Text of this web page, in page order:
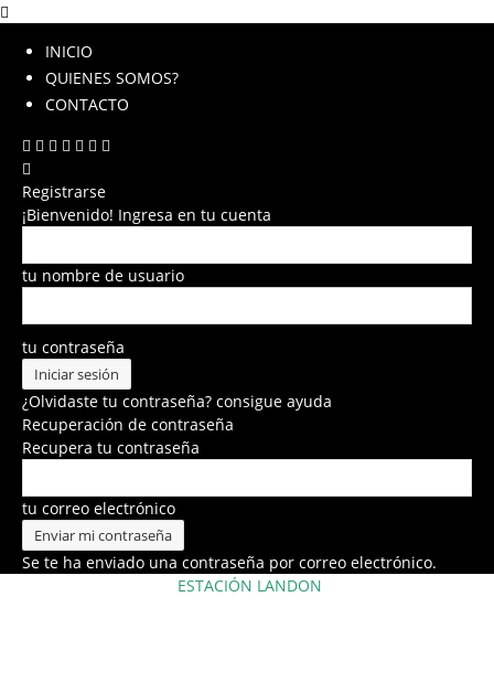
INICIO
QUIENES SOMOS?
CONTACTO
Registrarse
¡Bienvenido! Ingresa en tu cuenta
tu nombre de usuario
tu contraseña
¿Olvidaste tu contraseña? consigue ayuda
Recuperación de contraseña
Recupera tu contraseña
tu correo electrónico
Se te ha enviado una contraseña por correo electrónico.
ESTACIÓN LANDON